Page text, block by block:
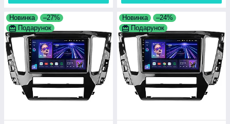
Новинка
–27%
Подарунок
Новинка
–24%
Подарунок